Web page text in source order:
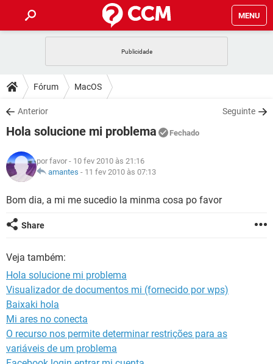
MENU
CELULAR
OUTLOOK
INSTAGRAM GMAIL
GUIA DE COMPRAS
DICAS
JOGOS
INSTAGRAM
GUIA DE COMPRAS
DOWNLOADS
JOGOS WHATSAPP
CELULAR
OUTLOOK EXCEL
INSTAGRAM
JOGOS
CELULAR
OUTLOOK EXCEL
INSTAGRAM
GLOSSÁRIO
JOGOS
INSTAGRAM
GUIA DE COMPRAS
Fórum MacOS
Anterior Seguinte
Hola solucione mi problema Fechado
por favor - 10 fev 2010 às 21:16
amantes - 11 fev 2010 às 07:13
Bom dia, a mi me sucedio la minma cosa po favor
Share
Veja também:
Hola solucione mi problema
Visualizador de documentos mi (fornecido por wps)
Baixaki hola
Mi ares no conecta
O recurso nos permite determinar restrições para as
variáveis de um problema